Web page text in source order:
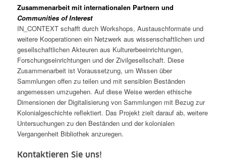
Zusammenarbeit mit internationalen Partnern und
Communities of Interest
IN_CONTEXT schafft durch Workshops, Austauschformate und
weitere Kooperationen ein Netzwerk aus wissenschaftlichen und
gesellschaftlichen Akteuren aus Kulturerbeeinrichtungen,
Forschungseinrichtungen und der Zivilgesellschaft. Diese
Zusammenarbeit ist Voraussetzung, um Wissen über
Sammlungen offen zu teilen und mit sensiblen Beständen
angemessen umzugehen. Auf diese Weise werden ethische
Dimensionen der Digitalisierung von Sammlungen mit Bezug zur
Kolonialgeschichte reflektiert. Das Projekt zielt darauf ab, weitere
Untersuchungen zu den Beständen und der kolonialen
Vergangenheit Bibliothek anzuregen.
Kontaktieren Sie uns!